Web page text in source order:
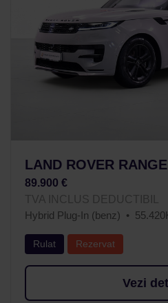
LAND ROVER
89.900 €
TVA INCLUS DEDUCTIBIL
Hybrid Plug-In (benz)
Rulat Rezervat
Vezi